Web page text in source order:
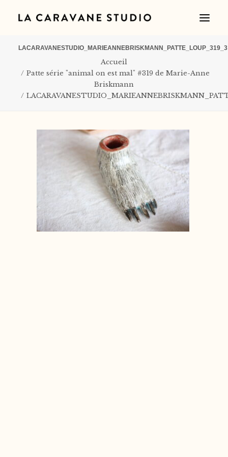
LACARAVANESTUDIO_MARIEANNEBRISKMANN_PATTE_LOUP_319_3
Accueil
Patte série "animal on est mal" #319 de Marie-Anne
Briskmann